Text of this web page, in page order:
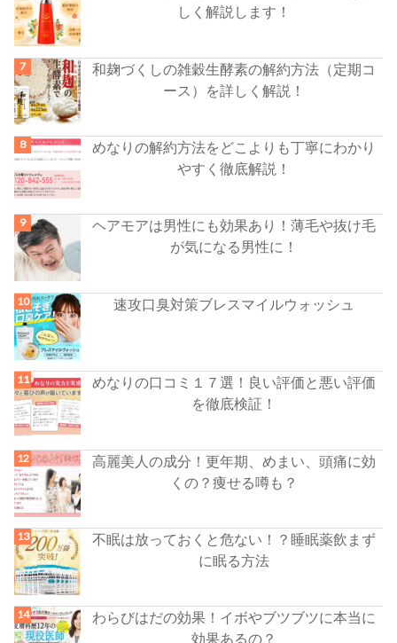
しく解説します！
和麹づくしの雑穀生酵素の解約方法（定期コ
ース）を詳しく解説！
めなりの解約方法をどこよりも丁寧にわかり
やすく徹底解説！
ヘアモアは男性にも効果あり！薄毛や抜け毛
が気になる男性に！
速攻口臭対策ブレスマイルウォッシュ
めなりの口コミ１７選！良い評価と悪い評価
を徹底検証！
高麗美人の成分！更年期、めまい、頭痛に効
くの？痩せる噂も？
不眠は放っておくと危ない！？睡眠薬飲まず
に眠る方法
わらびはだの効果！イボやブツブツに本当に
効果あるの？